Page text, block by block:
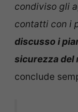
condiviso gli
contatti con i
discusso i
sicurezza del
conclude